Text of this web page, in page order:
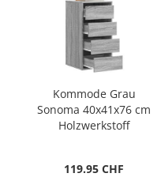
Kommode Grau
Sonoma 40x41x76 cm
Holzwerkstoff
119.95 CHF